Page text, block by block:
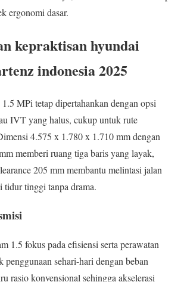
ergonomi dasar.
kepraktisan hyundai
indonesia 2025
MPi tetap dipertahankan dengan opsi
IVT yang halus, cukup untuk rute
4.575 x 1.780 x 1.710 mm dengan
memberi ruang tiga baris yang layak,
205 mm membantu melintasi jalan
tidur tinggi tanpa drama.
1.5 fokus pada efisiensi serta perawatan
sehari-hari dengan beban
rasio konvensional sehingga akselerasi